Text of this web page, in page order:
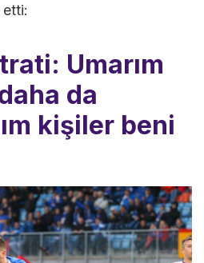
Umarım
da
kişiler beni